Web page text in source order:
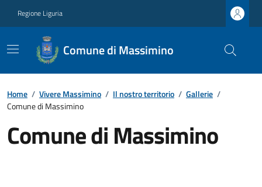
Regione Liguria
Comune di Massimino
Home / Vivere Massimino / Il nostro territorio / Gallerie /
Comune di Massimino
Comune di Massimino